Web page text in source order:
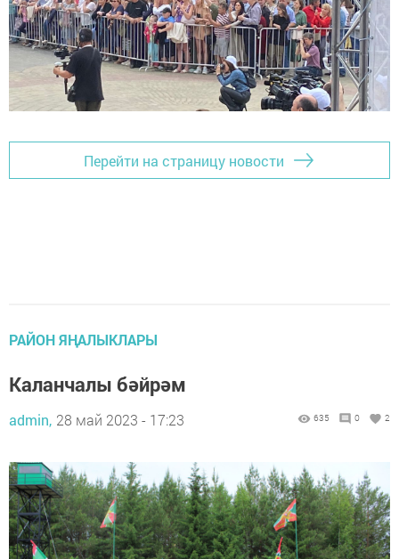
Перейти на страницу новости
РАЙОН ЯҢАЛЫКЛАРЫ
Каланчалы бәйрәм
admin, 28 май 2023 - 17:23 635 0 2